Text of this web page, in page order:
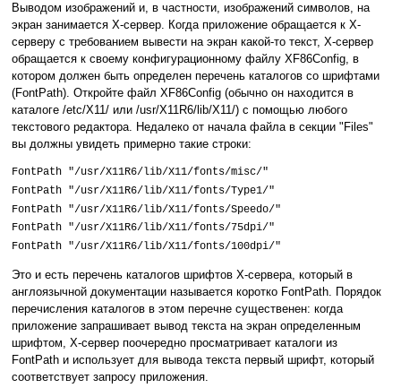
Выводом изображений и, в частности, изображений символов, на
экран занимается X-сервер. Когда приложение обращается к X-
серверу с требованием вывести на экран какой-то текст, X-сервер
обращается к своему конфигурационному файлу XF86Config, в
котором должен быть определен перечень каталогов со шрифтами
(FontPath). Откройте файл XF86Config (обычно он находится в
каталоге /etc/X11/ или /usr/X11R6/lib/X11/) с помощью любого
текстового редактора. Недалеко от начала файла в секции "Files"
вы должны увидеть примерно такие строки:
FontPath "/usr/X11R6/lib/X11/fonts/misc/"
FontPath "/usr/X11R6/lib/X11/fonts/Type1/"
FontPath "/usr/X11R6/lib/X11/fonts/Speedo/"
FontPath "/usr/X11R6/lib/X11/fonts/75dpi/"
FontPath "/usr/X11R6/lib/X11/fonts/100dpi/"
Это и есть перечень каталогов шрифтов X-сервера, который в
англоязычной документации называется коротко FontPath. Порядок
перечисления каталогов в этом перечне существенен: когда
приложение запрашивает вывод текста на экран определенным
шрифтом, X-сервер поочередно просматривает каталоги из
FontPath и использует для вывода текста первый шрифт, который
соответствует запросу приложения.